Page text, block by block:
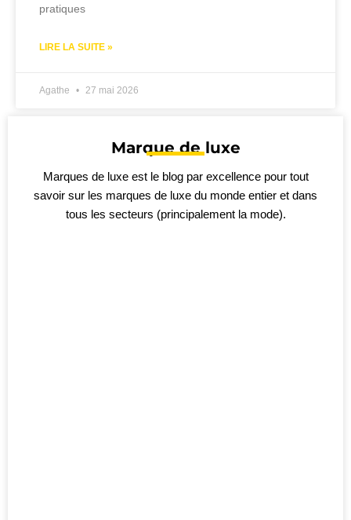
pratiques
LIRE LA SUITE »
Agathe 27 mai 2026
Marque de luxe
Marques de luxe est le blog par excellence pour tout
savoir sur les marques de luxe du monde entier et dans
tous les secteurs (principalement la mode).